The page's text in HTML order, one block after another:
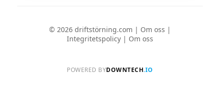
© 2026 driftstörning.com | Om oss |
Integritetspolicy | Om oss
POWERED BYDOWNTECH.IO